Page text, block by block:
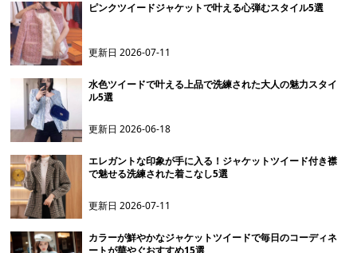
ピンクツイードジャケットで叶える心弾むスタイル5選
更新日2026-07-11
水色ツイードで叶える上品で洗練された大人の魅力スタイ
ル5選
更新日2026-06-18
エレガントな印象が手に入る！ジャケットツイード付き襟
で魅せる洗練された着こなし5選
更新日2026-07-11
カラーが鮮やかなジャケットツイードで毎日のコーディネ
ートが華やぐおすすめ15選